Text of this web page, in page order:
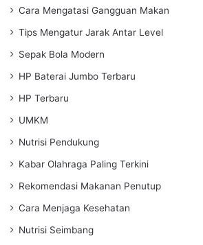
Cara Mengatasi Gangguan Makan
Tips Mengatur Jarak Antar Level
Sepak Bola Modern
HP Baterai Jumbo Terbaru
HP Terbaru
UMKM
Nutrisi Pendukung
Kabar Olahraga Paling Terkini
Rekomendasi Makanan Penutup
Cara Menjaga Kesehatan
Nutrisi Seimbang